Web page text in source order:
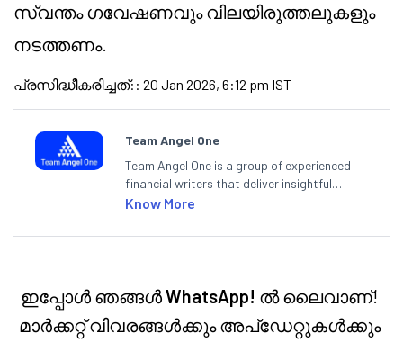
സ്വന്തം ഗവേഷണവും വിലയിരുത്തലുകളും
നടത്തണം.
പ്രസിദ്ധീകരിച്ചത്: : 20 Jan 2026, 6:12 pm IST
Team Angel One
Team Angel One is a group of experienced
financial writers that deliver insightful
articles on the stock market, IPO, economy,
categories.
Know More
ഇപ്പോൾ ഞങ്ങൾWhatsApp! ൽ ലൈവാണ്!
മാർക്കറ്റ് വിവരങ്ങൾക്കും അപ്‌ഡേറ്റുകൾക്കും